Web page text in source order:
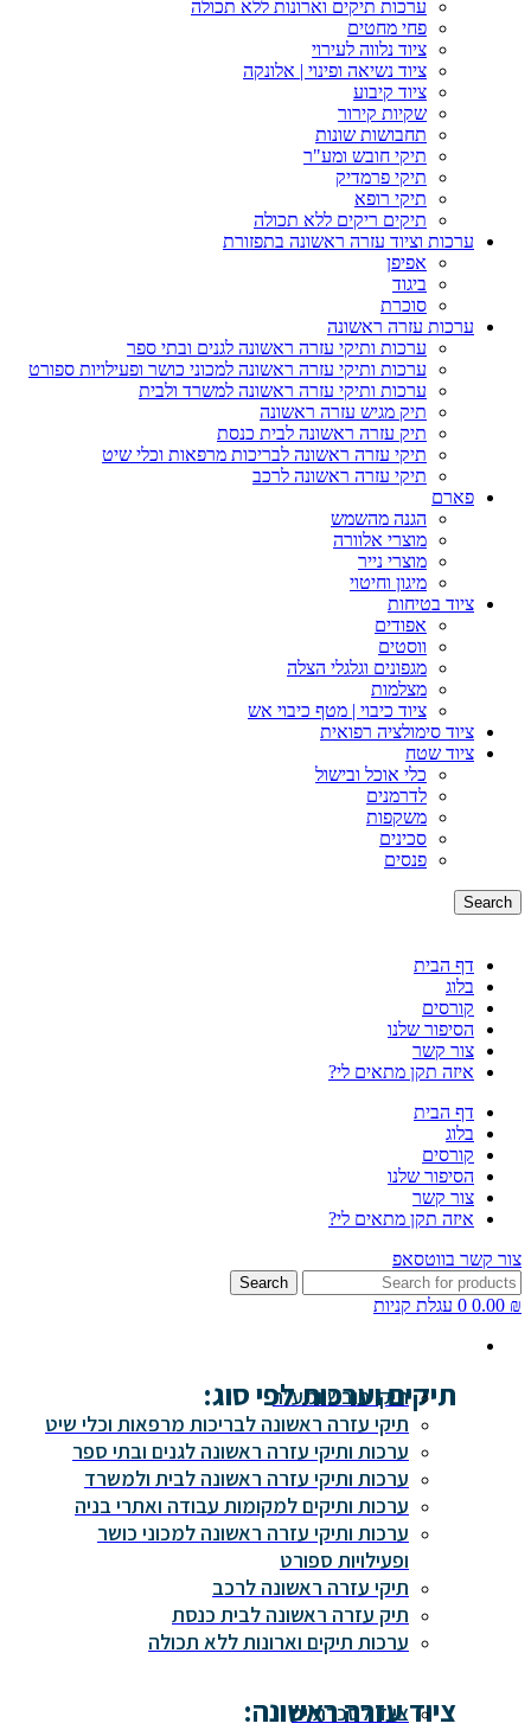
ערכות תיקים וארונות ללא תכולה
פחי מחטים
ציוד נלווה לעירוי
ציוד נשיאה ופינוי | אלונקה
ציוד קיבוע
שקיות קירור
תחבושות שונות
תיקי חובש ומע"ר
תיקי פרמדיק
תיקי רופא
תיקים ריקים ללא תכולה
ערכות וציוד עזרה ראשונה בתפזורת
אפיפן
ביגוד
סוכרת
ערכות עזרה ראשונה
ערכות ותיקי עזרה ראשונה לגנים ובתי ספר
ערכות ותיקי עזרה ראשונה למכוני כושר ופעילויות ספורט
ערכות ותיקי עזרה ראשונה למשרד ולבית
תיק מגיש עזרה ראשונה
תיק עזרה ראשונה לבית כנסת
תיקי עזרה ראשונה לבריכות מרפאות וכלי שיט
תיקי עזרה ראשונה לרכב
פארם
הגנה מהשמש
מוצרי אלוורה
מוצרי נייר
מיגון וחיטוי
ציוד בטיחות
אפודים
ווסטים
מגפונים וגלגלי הצלה
מצלמות
ציוד כיבוי | מטף כיבוי אש
ציוד סימולציה רפואית
ציוד שטח
כלי אוכל ובישול
לדרמנים
משקפות
סכינים
פנסים
Search
דף הבית
בלוג
קורסים
הסיפור שלנו
צור קשר
איזה תקן מתאים לי?
דף הבית
בלוג
קורסים
הסיפור שלנו
צור קשר
איזה תקן מתאים לי?
צור קשר בווטסאפ
Search
0.00 ₪
0 עגלת קניות
תיקים וערכות לפי סוג:
תיקי חובש ומע"ר
תיקי עזרה ראשונה לבריכות מרפאות וכלי שיט
ערכות ותיקי עזרה ראשונה לגנים ובתי ספר
ערכות ותיקי עזרה ראשונה לבית ולמשרד
ערכות ותיקים למקומות עבודה ואתרי בניה
ערכות ותיקי עזרה ראשונה למכוני כושר
ופעילויות ספורט
תיקי עזרה ראשונה לרכב
תיק עזרה ראשונה לבית כנסת
ערכות תיקים וארונות ללא תכולה
ציוד עזרה ראשונה:
ציוד לסכרתיים